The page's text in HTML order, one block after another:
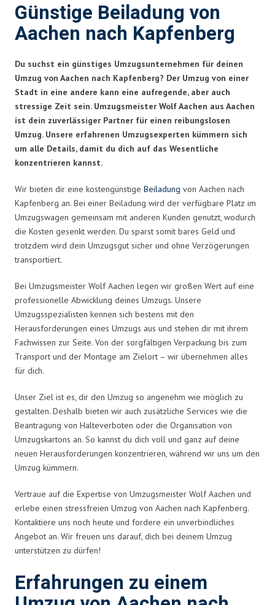
Günstige Beiladung von
Aachen nach Kapfenberg
Du suchst ein günstiges Umzugsunternehmen für deinen
Umzug von Aachen nach Kapfenberg? Der Umzug von einer
Stadt in eine andere kann eine aufregende, aber auch
stressige Zeit sein. Umzugsmeister Wolf Aachen aus Aachen
ist dein zuverlässiger Partner für einen reibungslosen
Umzug. Unsere erfahrenen Umzugsexperten kümmern sich
um alle Details, damit du dich auf das Wesentliche
konzentrieren kannst.
Wir bieten dir eine kostengünstige Beiladung von Aachen nach
Kapfenberg an. Bei einer Beiladung wird der verfügbare Platz im
Umzugswagen gemeinsam mit anderen Kunden genutzt, wodurch
die Kosten gesenkt werden. Du sparst somit bares Geld und
trotzdem wird dein Umzugsgut sicher und ohne Verzögerungen
transportiert.
Bei Umzugsmeister Wolf Aachen legen wir großen Wert auf eine
professionelle Abwicklung deines Umzugs. Unsere
Umzugsspezialisten kennen sich bestens mit den
Herausforderungen eines Umzugs aus und stehen dir mit ihrem
Fachwissen zur Seite. Von der sorgfältigen Verpackung bis zum
Transport und der Montage am Zielort – wir übernehmen alles
für dich.
Unser Ziel ist es, dir den Umzug so angenehm wie möglich zu
gestalten. Deshalb bieten wir auch zusätzliche Services wie die
Beantragung von Halteverboten oder die Organisation von
Umzugskartons an. So kannst du dich voll und ganz auf deine
neuen Herausforderungen konzentrieren, während wir uns um den
Umzug kümmern.
Vertraue auf die Expertise von Umzugsmeister Wolf Aachen und
erlebe einen stressfreien Umzug von Aachen nach Kapfenberg.
Kontaktiere uns noch heute und fordere ein unverbindliches
Angebot an. Wir freuen uns darauf, dich bei deinem Umzug
unterstützen zu dürfen!
Erfahrungen zu einem